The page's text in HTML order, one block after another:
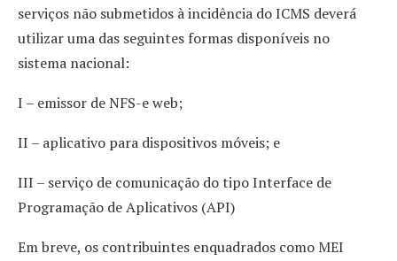
serviços não submetidos à incidência do ICMS deverá
utilizar uma das seguintes formas disponíveis no
sistema nacional:
I – emissor de NFS-e web;
II – aplicativo para dispositivos móveis; e
III – serviço de comunicação do tipo Interface de
Programação de Aplicativos (API)
Em breve, os contribuintes enquadrados como MEI